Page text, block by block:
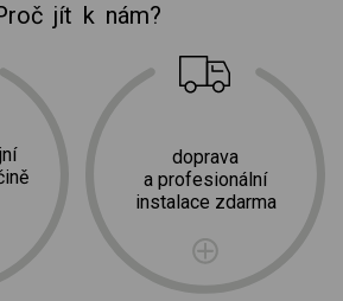
jít k nám?
doprava
a profesionální
instalace zdarma